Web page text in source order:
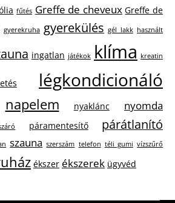
fűtés Greffe de cheveux Greffe de
gyerekruha gyerekülés gél lakk használt
ingatlan játékok klíma kreatin
légkondicionáló
napelem nyaklánc nyomda
páramentesítő párátlanító
szauna szerszám telefon téli gumi vízszűrő
ékszer ékszerek ügyvéd